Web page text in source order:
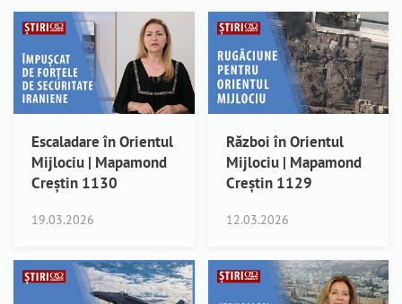
Escaladare în Orientul
Mijlociu | Mapamond
Creștin 1130
19.03.2026
Război în Orientul
Mijlociu | Mapamond
Creștin 1129
12.03.2026